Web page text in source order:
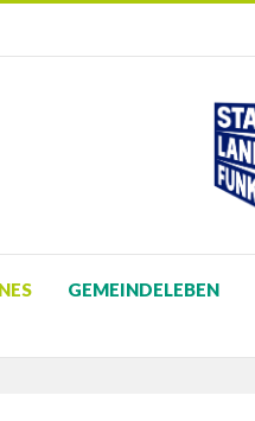
GEMEINDELEBEN